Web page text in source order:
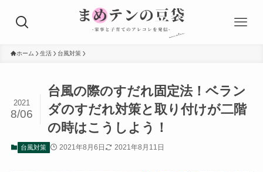
ホーム 生活 台風対策
台風の際のすだれ固定法！ベラン
ダのすだれ対策と取り付けが二階
の時はこうしよう！
2021
8/06
台風対策 2021年8月6日 2021年8月11日